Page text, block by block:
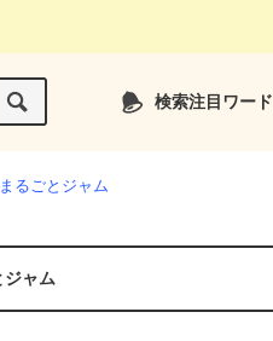
検索注目ワード
るごとジャム
ジャム